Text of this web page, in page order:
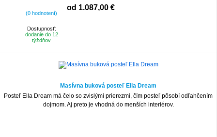
(0 hodnotení)
Dostupnosť:
dodanie do 12
týždňov
od 1.087,00 €
Masívna buková posteľ Ella Dream
Posteľ Ella Dream má čelo so zvislými prierezmi, čím posteľ pôsobí odľahčením
dojmom. Aj preto je vhodná do menších interiérov.